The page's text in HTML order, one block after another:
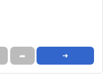
➦ ➜